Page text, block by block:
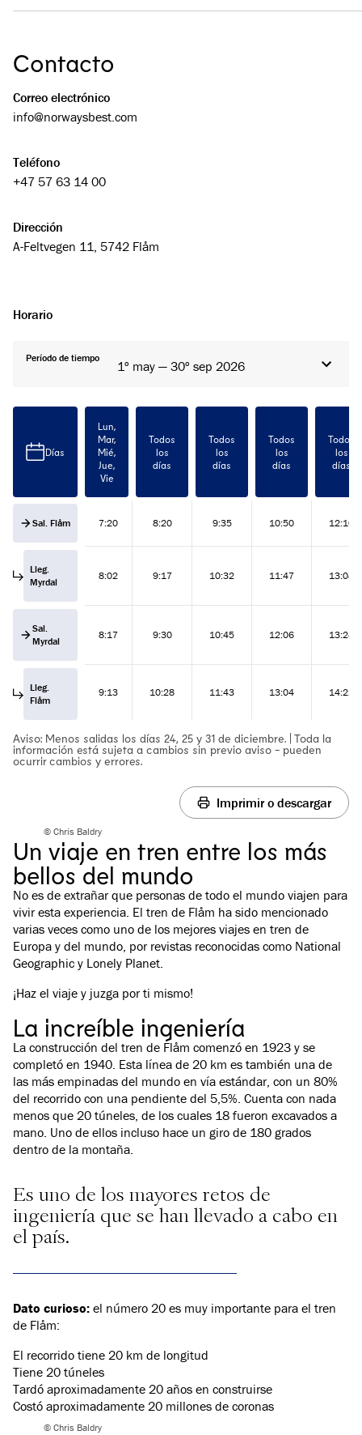
Contacto
Correo electrónico
info@­­norwaysbest.com
Teléfono
+47 57 63 14 00
Dirección
A-Feltvegen 11, 5742 Flåm
Horario
Período de tiempo
1º may — 30º sep 2026
Días
Lun,
Mar,
Mié,
Jue,
Vie
Todos
los
días
Todos
los
días
Todos
los
días
Todos
los
días
Sal. Flåm 7:20 8:20 9:35 10:50 12:10
Lleg.
Myrdal
8:02 9:17 10:32 11:47 13:08
Sal.
Myrdal
8:17 9:30 10:45 12:06 13:24
Lleg.
Flåm
9:13 10:28 11:43 13:04 14:22
Aviso: Menos salidas los días 24, 25 y 31 de diciembre. | Toda la
información está sujeta a cambios sin previo aviso - pueden
ocurrir cambios y errores.
Imprimir o descargar
© Chris Baldry
Un viaje en tren entre los más
bellos del mundo
No es de extrañar que personas de todo el mundo viajen para
vivir esta experiencia. El tren de Flåm ha sido mencionado
varias veces como uno de los mejores viajes en tren de
Europa y del mundo, por revistas reconocidas como National
Geographic y Lonely Planet.
¡Haz el viaje y juzga por ti mismo!
La increíble ingeniería
La construcción del tren de Flåm comenzó en 1923 y se
completó en 1940. Esta línea de 20 km es también una de
las más empinadas del mundo en vía estándar, con un 80%
del recorrido con una pendiente del 5,5%. Cuenta con nada
menos que 20 túneles, de los cuales 18 fueron excavados a
mano. Uno de ellos incluso hace un giro de 180 grados
dentro de la montaña.
Es uno de los mayores retos de
ingeniería que se han llevado a cabo en
el país.
Dato curioso: el número 20 es muy importante para el tren
de Flåm:
El recorrido tiene 20 km de longitud
Tiene 20 túneles
Tardó aproximadamente 20 años en construirse
Costó aproximadamente 20 millones de coronas
© Chris Baldry